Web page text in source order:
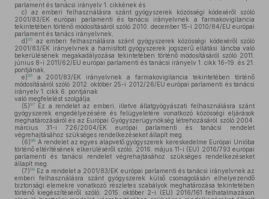
parlament és tanácsi irányelv 1. cikkének és
c) az emberi felhasználásra szánt gyógyszerek közösségi kódexéről szóló
2001/83/EK európai parlamenti és tanácsi irányelvnek a farmakovigilancia
tekintetében történő módosításáról szóló 2010. december 15-i 2010/84/EU európai
parlament és tanács irányelvnek,
d)95
az emberi felhasználásra szánt gyógyszerek közösségi kódexéről szóló
2001/83/EK irányelvnek a hamisított gyógyszerek jogszerű ellátási láncba való
bekerülésének megakadályozása tekintetében történő módosításáról szóló 2011.
június 8-i 2011/62/EU európai parlamenti és tanácsi irányelv 1. cikk 16–19. és 21.
pontjának,
e)96
a 2001/83/EK irányelvnek a farmakovigilancia tekintetében történő
módosításáról szóló 2012. október 25-i 2012/26/EU európai parlamenti és tanácsi
irányelv 1. cikk 6. pontjának
való megfelelést szolgálja.
(5)97
Ez a rendelet az emberi, illetve állatgyógyászati felhasználásra szánt
gyógyszerek engedélyezésére és felügyeletére vonatkozó közösségi eljárások
meghatározásáról és az Európai Gyógyszerügynökség létrehozásáról szóló 2004.
március 31-i 726/2004/EK európai parlamenti és tanácsi rendelet
végrehajtásához szükséges rendelkezéseket állapít meg.
(6)98 A rendelet az egyes alapvető gyógyszerek kereskedelme Európai Unióba
történő eltérítésének elkerüléséről szóló, 2016. május 11-i (EU) 2016/793 európai
parlamenti és tanácsi rendelet végrehajtásához szükséges rendelkezéseket
állapít meg.
(7)99 Ez a rendelet a 2001/83/EK európai parlamenti és tanácsi irányelvnek az
emberi felhasználásra szánt gyógyszerek külső csomagolásán elhelyezendő
biztonsági elemekre vonatkozó részletes szabályok meghatározása tekintetében
történő kiegészítéséről szóló, 2015. október 2-i (EU) 2016/161 felhatalmazáson